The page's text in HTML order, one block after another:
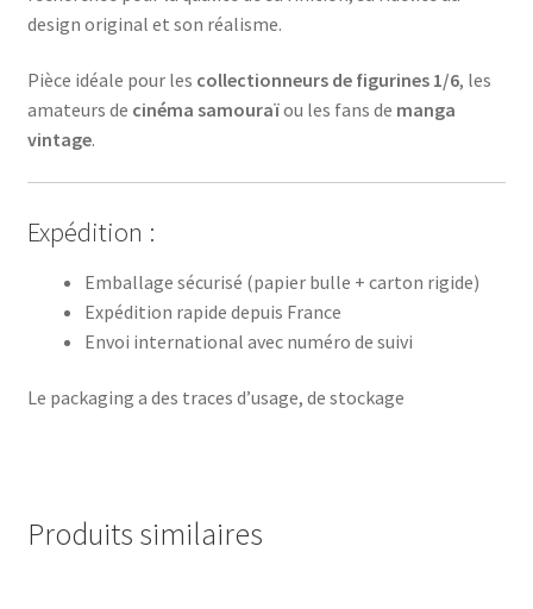
design original et son réalisme.
Pièce idéale pour les collectionneurs de figurines 1/6, les
amateurs de cinéma samouraïou les fans de manga
vintage.
Expédition :
Emballage sécurisé (papier bulle + carton rigide)
Expédition rapide depuis France
Envoi international avec numéro de suivi
Le packaging a des traces d’usage, de stockage
Produits similaires